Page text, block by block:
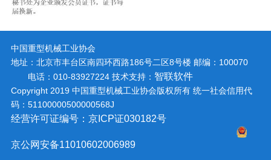
中国重型机械工业协会
地址：北京市丰台区南四环西路186号二区8号楼 邮编：100070
电话：010-83927224 技术支持： 智联软件
Copyright 2019 中国重型机械工业协会版权所有 统一社会信用代
码：51100000500000568J
经营许可证编号：京ICP证030182号
京公网安备11010602006989